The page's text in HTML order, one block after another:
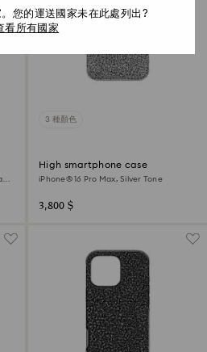
3 種顏色
High smartphone case
iPhone® 16 Pro Max, Silver Tone
3,800 $
您的運送國家未在此處列出?
看所有國家